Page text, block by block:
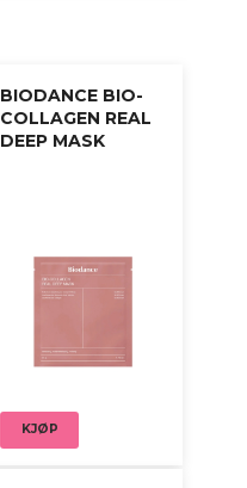
BIODANCE BIO-
COLLAGEN REAL
DEEP MASK
KJØP